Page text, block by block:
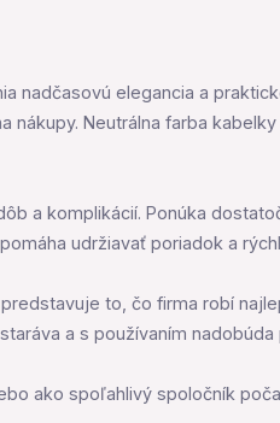
nadčasovú elegancia a
Neutrálna farba
a komplikácií. Ponúka
udržiavať poriadok a
to, čo firma robí
a s používaním nadobúda
ako spoľahlivý spoločník